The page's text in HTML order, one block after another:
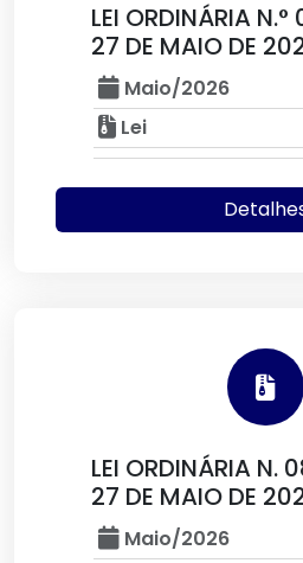
LEI ORDINÁRIA
27 DE MAIO DE
Maio/2026
Lei
LEI ORDINÁRIA N.
27 DE MAIO DE
Maio/2026